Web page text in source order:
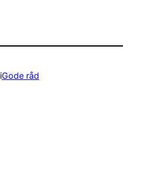
iGode råd